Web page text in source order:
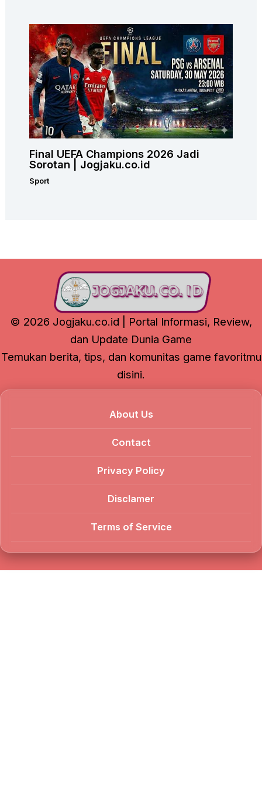
Final UEFA Champions 2026 Jadi
Sorotan | Jogjaku.co.id
Sport
© 2026 Jogjaku.co.id | Portal Informasi, Review,
dan Update Dunia Game
Temukan berita, tips, dan komunitas game favoritmu
disini.
About Us
Contact
Privacy Policy
Disclamer
Terms of Service